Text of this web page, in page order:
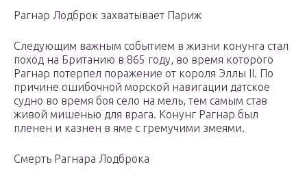
Рагнар Лодброк захватывает Париж
Следующим важным событием в жизни конунга стал
поход на Британию в 865 году, во время которого
Рагнар потерпел поражение от короля Эллы II. По
причине ошибочной морской навигации датское
судно во время боя село на мель, тем самым став
живой мишенью для врага. Конунг Рагнар был
пленен и казнен в яме с гремучими змеями.
Смерть Рагнара Лодброка